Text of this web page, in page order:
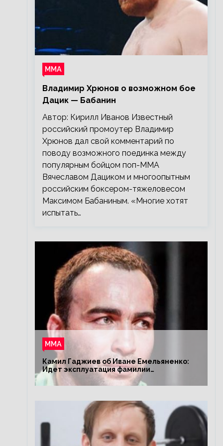
ММА
Владимир Хрюнов о возможном бое
Дацик — Бабанин
Автор: Кирилл Иванов Известный
российский промоутер Владимир
Хрюнов дал свой комментарий по
поводу возможного поединка между
популярным бойцом поп-ММА
Вячеславом Дациком и многоопытным
российским боксером-тяжеловесом
Максимом Бабаниным. «Многие хотят
испытать…
ММА
Камил Гаджиев об Иване Емельяненко:
Идет эксплуатация фамилии
Емельяненко